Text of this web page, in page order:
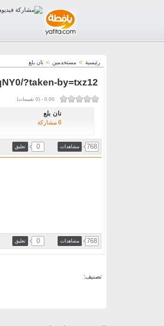
رئيسية > مستخدمين > نان بلع
?taken-by=txz12
0.00
-
(
0 تقييمات)
نان بلع
6 مشاركة
768 مشاهدات 0 تعليق
768 مشاهدات 0 تعليق
تصنيف: